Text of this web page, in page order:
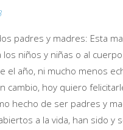
padres y madres: Esta
los niños y niñas o al
el año, ni mucho menos
cambio, hoy quiero
hecho de ser padres y
a la vida, han sido y